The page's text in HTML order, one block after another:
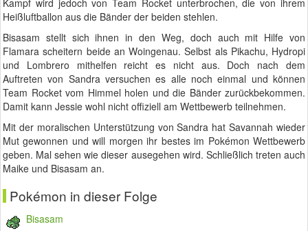
Kampf wird jedoch von Team Rocket unterbrochen, die von ihrem
Heißluftballon aus die Bänder der beiden stehlen.
Bisasam stellt sich ihnen in den Weg, doch auch mit Hilfe von
Flamara scheitern beide an Woingenau. Selbst als Pikachu, Hydropi
und Lombrero mithelfen reicht es nicht aus. Doch nach dem
Auftreten von Sandra versuchen es alle noch einmal und können
Team Rocket vom Himmel holen und die Bänder zurückbekommen.
Damit kann Jessie wohl nicht offiziell am Wettbewerb teilnehmen.
Mit der moralischen Unterstützung von Sandra hat Savannah wieder
Mut gewonnen und will morgen ihr bestes im Pokémon Wettbewerb
geben. Mal sehen wie dieser ausegehen wird. Schließlich treten auch
Maike und Bisasam an.
Pokémon in dieser Folge
Bisasam